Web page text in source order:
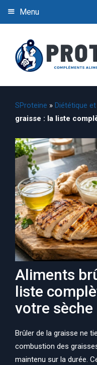
Menu
SProteine » Diététique
graisse : la liste
Aliments
liste
votre sèche
Brûler de la graisse ne
combustion des
maintenu sur la durée.